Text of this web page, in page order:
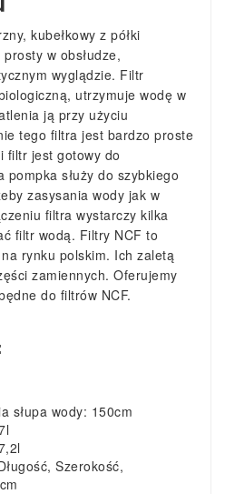
kubełkowy z półki
w obsłudze,
wyglądzie. Filtr
utrzymuje wodę w
ją przy użyciu
tego filtra jest bardzo proste
filtr jest gotowy do
pompka służy do szybkiego
zasysania wody jak w
filtra wystarczy kilka
filtr wodą. Filtry NCF to
rynku polskim. Ich zaletą
zamiennych. Oferujemy
do filtrów NCF.
słupa wody: 150cm
Szerokość,